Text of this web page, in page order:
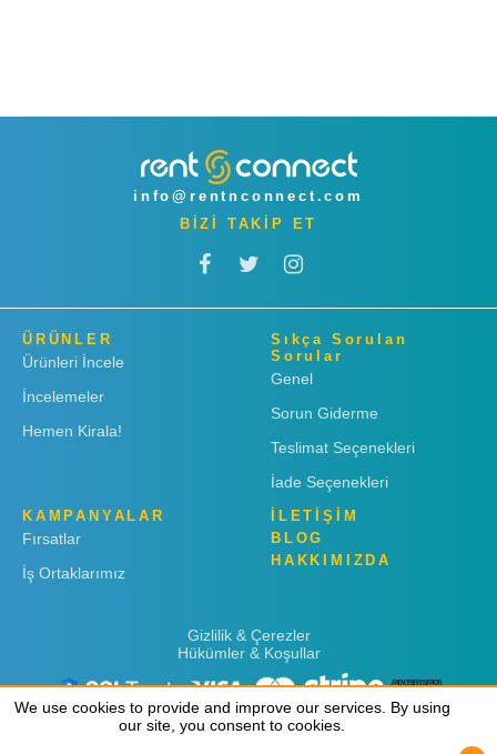
info@rentnconnect.com
BİZİ TAKİP ET
ÜRÜNLER
Ürünleri İncele
İncelemeler
Hemen Kirala!
Sıkça Sorulan
Sorular
Genel
Sorun Giderme
Teslimat Seçenekleri
İade Seçenekleri
KAMPANYALAR
Fırsatlar
İş Ortaklarımız
İLETİŞİM
BLOG
HAKKIMIZDA
Gizlilik & Çerezler
Hükümler & Koşullar
We use cookies to provide and improve our services. By using
our site, you consent to cookies.
We use cookies to provide and improve our services. By using
our site, you consent to cookies.